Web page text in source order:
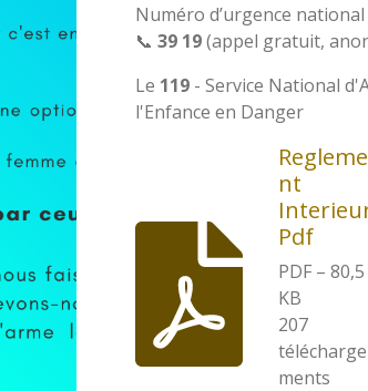
Numéro d’urgence national
📞 39 19(appel gratuit,
Le 119- Service National
l'Enfance en Danger
Regleme
nt
Pdf
PDF – 80,5
KB
207
télécharge
ments